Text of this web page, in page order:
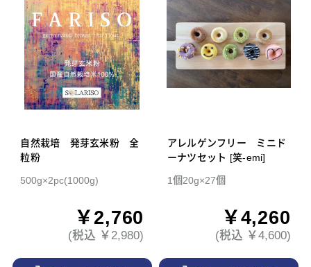
自然栽培 発芽玄米粉 全
粒粉
500g×2pc(1000g)
￥2,760
(税込 ￥2,980)
アレルゲンフリー ミニド
ーナツセット [笑-emi]
1個20g×27個
￥4,260
(税込 ￥4,600)